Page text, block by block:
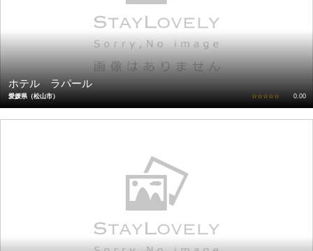
ホテル ラパール
愛媛県（松山市） ☆☆☆☆☆ 0.00